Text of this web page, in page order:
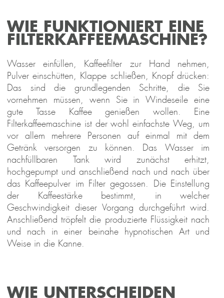
WIE FUNKTIONIERT EINE
FILTERKAFFEEMASCHINE?
Wasser einfüllen, Kaffeefilter zur Hand nehmen,
Pulver einschütten, Klappe schließen, Knopf drücken:
Das sind die grundlegenden Schritte, die Sie
vornehmen müssen, wenn Sie in Windeseile eine
gute Tasse Kaffee genießen wollen. Eine
Filterkaffeemaschine ist der wohl einfachste Weg, um
vor allem mehrere Personen auf einmal mit dem
Getränk versorgen zu können. Das Wasser im
nachfüllbaren Tank wird zunächst erhitzt,
hochgepumpt und anschließend nach und nach über
das Kaffeepulver im Filter gegossen. Die Einstellung
der Kaffeestärke bestimmt, in welcher
Geschwindigkeit dieser Vorgang durchgeführt wird.
Anschließend tröpfelt die produzierte Flüssigkeit nach
und nach in einer beinahe hypnotischen Art und
Weise in die Kanne.
WIE UNTERSCHEIDEN